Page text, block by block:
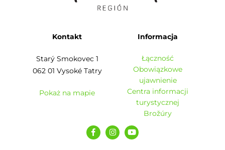
Kontakt
Starý Smokovec 1
062 01 Vysoké Tatry
Pokaż na mapie
Informacja
Łączność
Obowiązkowe
ujawnienie
Centra informacji
turystycznej
Brožúry